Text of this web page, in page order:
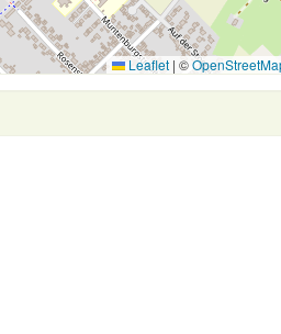
Leaflet | ©